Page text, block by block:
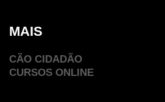
MAIS
CÃO CIDADÃO
CURSOS ONLINE